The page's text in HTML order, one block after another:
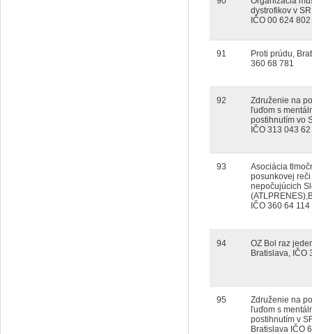
dystrofikov v
IČO 00 624 802
91
Proti prúdu,
360 68 781
92
Združenie na
ľuďom s
postihnutím vo
IČO 313 043 62
93
Asociácia
posunkovej reči
nepočujúcich
IČO 360 64 114
94
OZ Bol raz
Bratislava, IČO
95
Združenie na
ľuďom s
postihnutím v
Bratislava IČO